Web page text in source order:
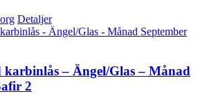
Detaljer
karbinlås – Ängel/Glas – Månad
2